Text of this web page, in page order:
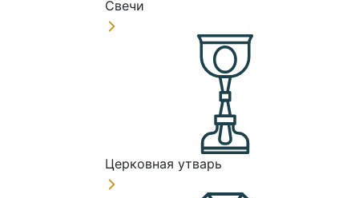
Свечи
Церковная утварь